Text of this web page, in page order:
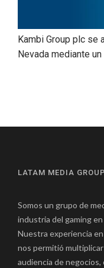
Kambi Group plc se
Nevada mediante
LATAM MEDIA GROUP
Somos un grupo de
industria del gaming
Nuestra experiencia
nos permitió
audiencia de